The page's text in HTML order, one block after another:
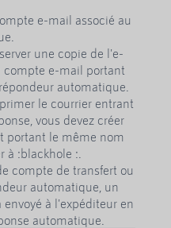
e-mail associé au
une copie de l'e-
compte e-mail portant
automatique.
le courrier entrant
vous devez créer
portant le même nom
à :blackhole :.
compte de transfert ou
automatique, un
envoyé à l'expéditeur en
automatique.